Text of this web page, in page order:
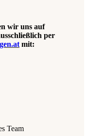
wir uns auf
per
mit:
Team